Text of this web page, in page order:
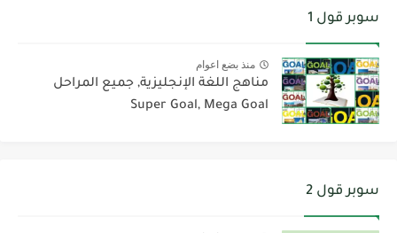
سوبر قول 1
منذ بضع اعوام
مناهج اللغة الإنجليزية, جميع المراحل
Super Goal, Mega Goal
سوبر قول 2